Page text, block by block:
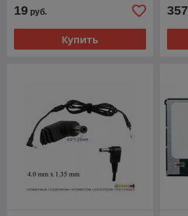
19 руб.
Купить
357